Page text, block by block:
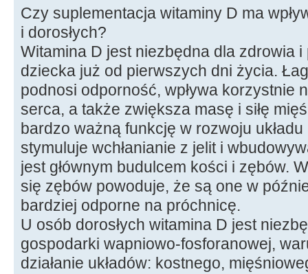
Czy suplementacja witaminy D ma
i dorosłych?
Witamina D jest niezbędna dla zdrowia i
dziecka już od pierwszych dni życia.
podnosi odporność, wpływa korzystnie
serca, a także zwiększa masę i siłę
bardzo ważną funkcję w rozwoju
stymuluje wchłanianie z jelit i
jest głównym budulcem kości i zębów.
się zębów powoduje, że są one w
bardziej odporne na próchnicę.
U osób dorosłych witamina D jest
gospodarki wapniowo-fosforanowej,
działanie układów: kostnego,